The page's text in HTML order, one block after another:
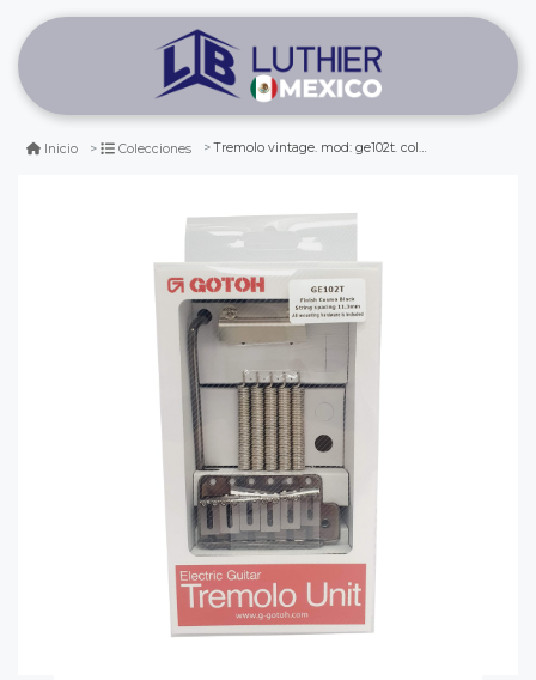
Inicio Colecciones Tremolo vintage. mod: ge102t. color: cosmo black (56 mm)